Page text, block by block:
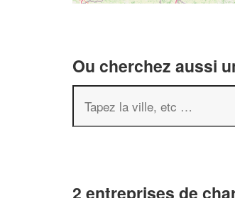
Ou cherchez aussi
2 entreprises de